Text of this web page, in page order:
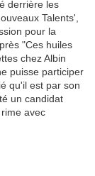
derrière les
Talents',
pour la
"Ces huiles
chez Albin
puisse participer
qu'il est par son
un candidat
avec